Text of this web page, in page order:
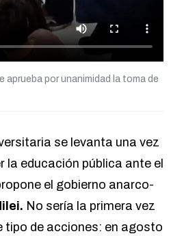
aprueba por unanimidad la toma de
se levanta una vez
la educación pública ante el
el gobierno anarco-
No sería la primera vez
tipo de acciones: en agosto